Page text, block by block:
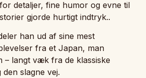
detaljer, fine humor og evne til
gjorde hurtigt indtryk..
han ud af sine mest
fra et Japan, man
– langt væk fra de klassiske
slagne vej.